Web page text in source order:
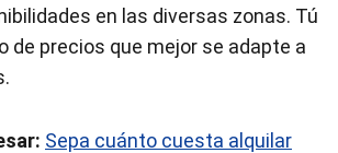
en las diversas zonas. Tú
de precios que mejor se adapte a
Sepa cuánto cuesta alquilar